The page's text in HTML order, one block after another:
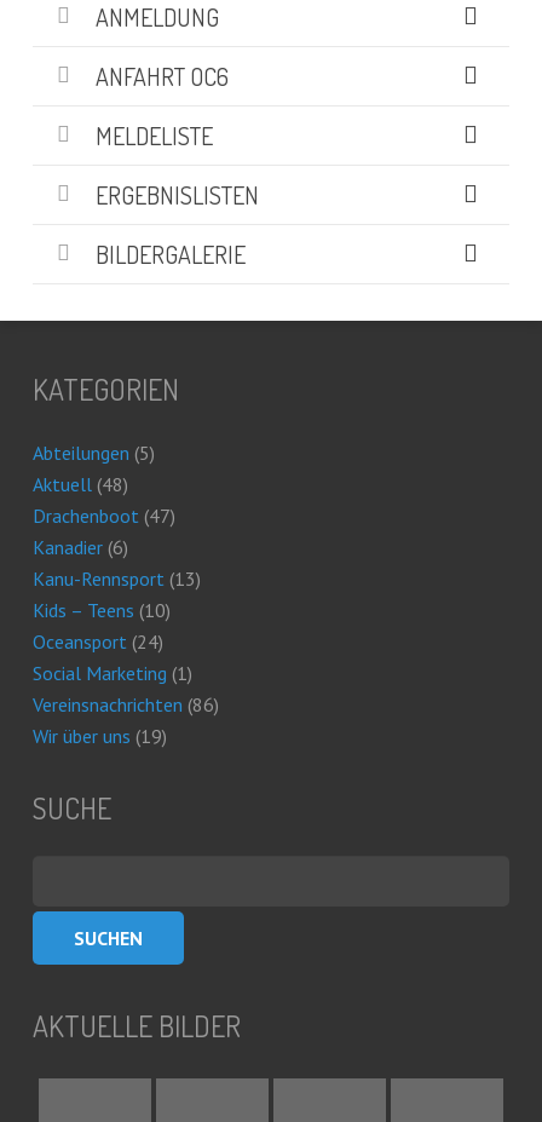
ANMELDUNG
ANFAHRT OC6
MELDELISTE
ERGEBNISLISTEN
BILDERGALERIE
KATEGORIEN
Abteilungen (5)
Aktuell(48)
Drachenboot(47)
Kanadier(6)
Kanu-Rennsport(13)
Kids – Teens (10)
Oceansport(24)
Social Marketing (1)
Vereinsnachrichten (86)
Wir über uns (19)
SUCHE
AKTUELLE BILDER